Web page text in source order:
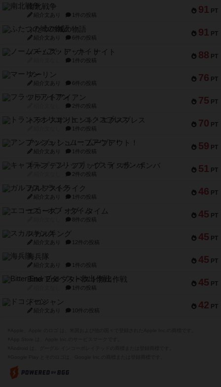
91 PT
南北戦争
紹介文あり 1件の投稿
91 PT
ふたつの城の物語
紹介文あり 6件の投稿
88 PT
ノームズ・アット・ナイト
1件の投稿
76 PT
マーリン
紹介文あり 6件の投稿
75 PT
フラットアイアン
2件の投稿
70 PT
トランスオリエント・エクスプレス
1件の投稿
59 PT
アンブッシュ！：ムーブアウト！
紹介文あり 1件の投稿
51 PT
キャプテン・フリップ：イスラ・ボンバ
2件の投稿
46 PT
ガルフストライク
紹介文あり 1件の投稿
45 PT
エコーズ・オブ・タイム
8件の投稿
45 PT
スカルキング
紹介文あり 12件の投稿
45 PT
海兵隊
紹介文あり 1件の投稿
45 PT
Bitter End ブタペスト救出作戦
1件の投稿
42 PT
ドコジャン
紹介文あり 10件の投稿